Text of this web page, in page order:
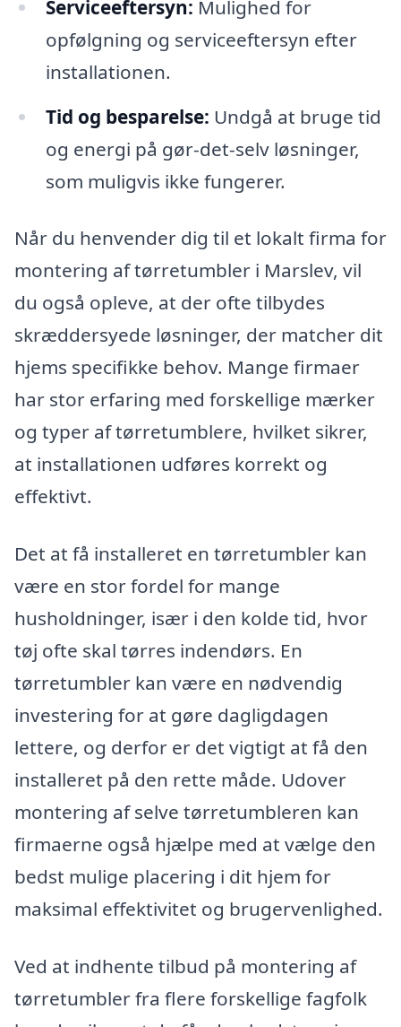
Serviceeftersyn: Mulighed for
opfølgning og serviceeftersyn efter
installationen.
Tid og besparelse: Undgå at bruge tid
og energi på gør-det-selv løsninger,
som muligvis ikke fungerer.
Når du henvender dig til et lokalt firma for
montering af tørretumbler i Marslev, vil
du også opleve, at der ofte tilbydes
skræddersyede løsninger, der matcher dit
hjems specifikke behov. Mange firmaer
har stor erfaring med forskellige mærker
og typer af tørretumblere, hvilket sikrer,
at installationen udføres korrekt og
effektivt.
Det at få installeret en tørretumbler kan
være en stor fordel for mange
husholdninger, især i den kolde tid, hvor
tøj ofte skal tørres indendørs. En
tørretumbler kan være en nødvendig
investering for at gøre dagligdagen
lettere, og derfor er det vigtigt at få den
installeret på den rette måde. Udover
montering af selve tørretumbleren kan
firmaerne også hjælpe med at vælge den
bedst mulige placering i dit hjem for
maksimal effektivitet og brugervenlighed.
Ved at indhente tilbud på montering af
tørretumbler fra flere forskellige fagfolk